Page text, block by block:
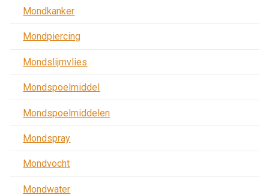
Mondkanker
Mondpiercing
Mondslijmvlies
Mondspoelmiddel
Mondspoelmiddelen
Mondspray
Mondvocht
Mondwater